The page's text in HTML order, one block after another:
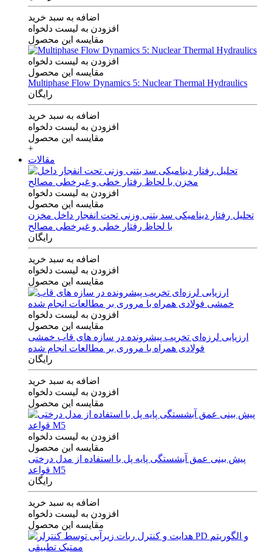
اضافه به سبد خرید
افزودن به لیست دلخواه
مقایسه این محصول
افزودن به لیست دلخواه
مقایسه این محصول
Multiphase Flow Dynamics 5: Nuclear Thermal Hydraulics
رایگان
اضافه به سبد خرید
افزودن به لیست دلخواه
مقایسه این محصول
+
مقالات
افزودن به لیست دلخواه
مقایسه این محصول
تحلیل رفتار دینامیکی سد بتنی وزنی تحت انفجار داخل مخزن
با لحاظ رفتار خطی و غیرخطی مصالح
رایگان
اضافه به سبد خرید
افزودن به لیست دلخواه
مقایسه این محصول
افزودن به لیست دلخواه
مقایسه این محصول
ارزیابی لرزه‌ای تخریب پیشرونده در سازه های قاب خمشی
فولادی همراه با مروری بر مطالعات انجام شده
رایگان
اضافه به سبد خرید
افزودن به لیست دلخواه
مقایسه این محصول
افزودن به لیست دلخواه
مقایسه این محصول
پیش بینی عمق آبشستگی پایه پل با استفاده از مدل درختی
قواعد M5
رایگان
اضافه به سبد خرید
افزودن به لیست دلخواه
مقایسه این محصول